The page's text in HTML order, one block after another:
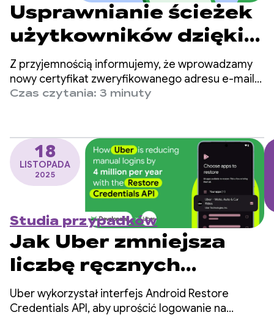
Usprawnianie ścieżek
użytkowników dzięki
weryfikacji adresu e-
mail za pomocą
Menedżera danych
Z przyjemnością informujemy, że wprowadzamy
nowy certyfikat zweryfikowanego adresu e-mail
wydawany przez Google, który deweloperzy
logowania na Androidzie.
Czas czytania: 3 minuty
18
LISTOPADA
2025
Studia przypadków
Jak Uber zmniejsza
liczbę ręcznych
logowań o 4 miliony
Uber wykorzystał interfejs Android Restore
Credentials API, aby uprościć logowanie na